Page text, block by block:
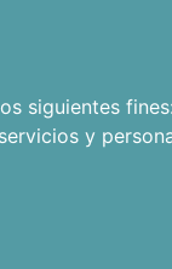
siguientes
y